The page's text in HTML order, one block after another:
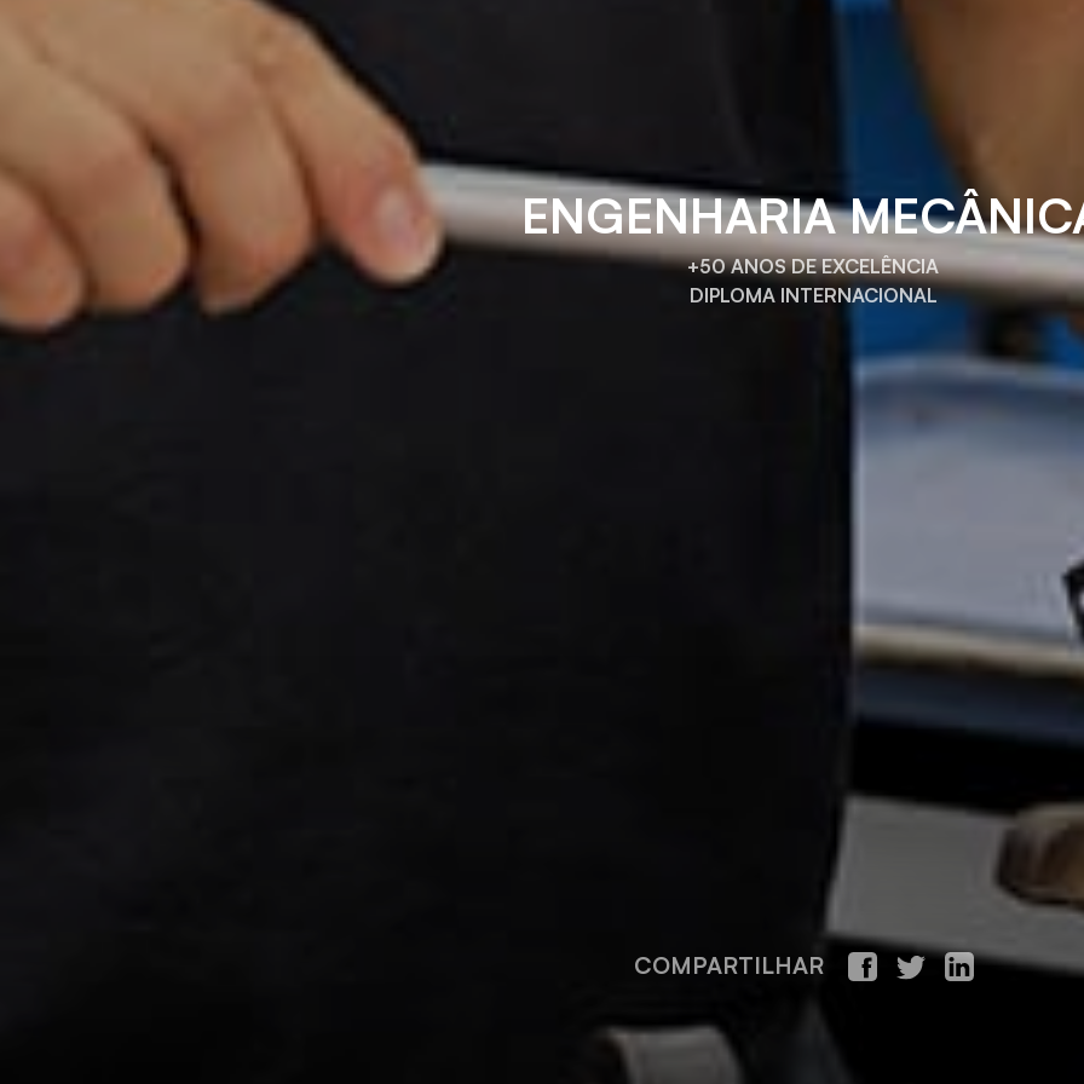
ENGENHARIA
+50 ANOS DE EXCELÊNCIA
DIPLOMA INTERNACIONAL
COMPARTILHAR